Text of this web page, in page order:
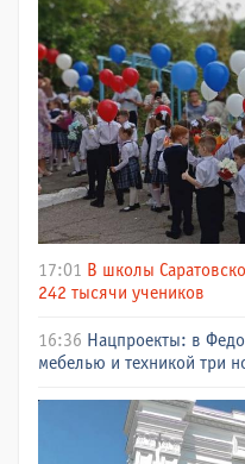
17:01 В школы
242 тысячи учеников
16:36 Нацпроекты: в
мебелью и техникой три